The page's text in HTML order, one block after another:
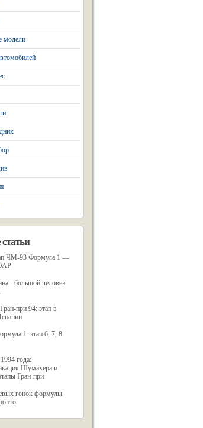
модели
ЧМ-93 Формула 1 —
- большой человек
при 94: этап в
1: этап 6, 7, 8
года:
Шумахера и
Гран-при
гонок формулы